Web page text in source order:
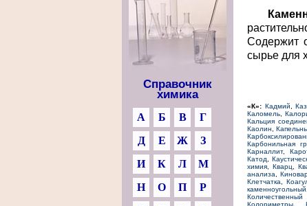
Справочник
химика
А Б В
Г
Д
Е Ж
З
И
К Л
М
Н
О П
Р
Содержит
сырье для
«К»: Кадмий ,
Каломель ,
Кальция
Каолин ,
Карбонильная
Карналлит,
Катод
химия
Кварц
анализа
Клетчатка
каменноугольный
Колориметры